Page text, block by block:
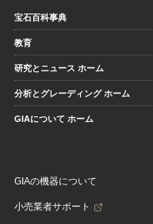
宝石百科事典
教育
研究とニュース ホーム
分析とグレーディング ホーム
GIAについて ホーム
GIAの機器について
小売業者サポート